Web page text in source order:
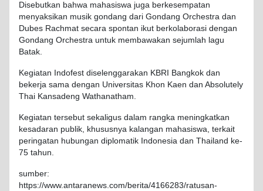
Disebutkan bahwa mahasiswa juga berkesempatan
menyaksikan musik gondang dari Gondang Orchestra dan
Dubes Rachmat secara spontan ikut berkolaborasi dengan
Gondang Orchestra untuk membawakan sejumlah lagu
Batak.
Kegiatan Indofest diselenggarakan KBRI Bangkok dan
bekerja sama dengan Universitas Khon Kaen dan Absolutely
Thai Kansadeng Wathanatham.
Kegiatan tersebut sekaligus dalam rangka meningkatkan
kesadaran publik, khususnya kalangan mahasiswa, terkait
peringatan hubungan diplomatik Indonesia dan Thailand ke-
75 tahun.
sumber:
https://www.antaranews.com/berita/4166283/ratusan-